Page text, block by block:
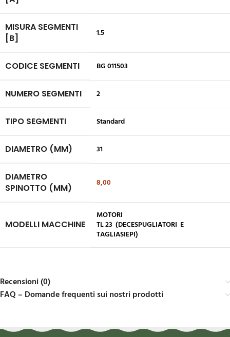
MISURA SEGMENTI
[B]
1.5
CODICE SEGMENTI BG 011503
NUMERO SEGMENTI 2
TIPO SEGMENTI Standard
DIAMETRO (MM) 31
DIAMETRO
SPINOTTO (MM)
8,00
MODELLI MACCHINE
MOTORI
TL 23 (DECESPUGLIATORI E
TAGLIASIEPI)
Recensioni (0)
FAQ – Domande frequenti sui nostri prodotti